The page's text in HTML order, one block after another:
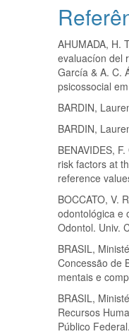
AHUMADA, H.
evaluacíon del
García & A. C.
psicossocial
BARDIN,
BARDIN,
BENAVIDES,
risk factors at
reference
BOCCATO, V.
odontológica e
Odontol. Univ.
BRASIL,
Concessão de
mentais e
BRASIL,
Recursos
Público